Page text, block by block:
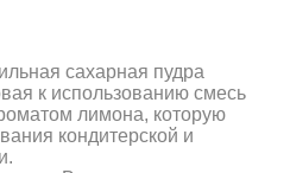
сахарная пудра
к использованию смесь
лимона, которую
кондитерской и